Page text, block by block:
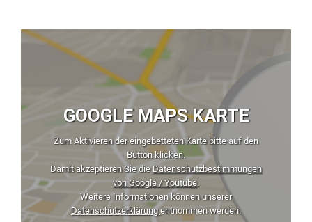
GOOGLE MAPS KARTE
Zum Aktivieren der eingebetteten Karte bitte auf den
Button klicken.
Damit akzeptieren Sie dieDatenschutzbestimmungen
von Google / Youtube.
Weitere Informationen können unserer
Datenschutzerklärungentnommen werden.